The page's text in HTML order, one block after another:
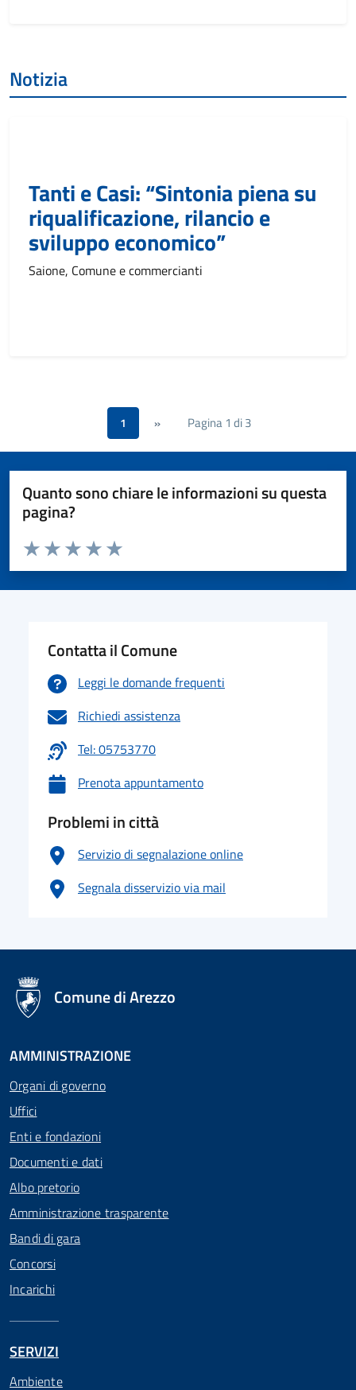
Notizia
Tanti e Casi: “Sintonia piena su
riqualificazione, rilancio e
sviluppo economico”
Saione, Comune e commercianti
1 » Pagina 1 di 3
Quanto sono chiare le informazioni su questa
pagina?
Valuta da 1 a 5 stelle la pagina
Valuta 5 stelle su 5
Valuta 4 stelle su 5
Valuta 3 stelle su 5
Valuta 2 stelle su 5
Valuta 1 stelle su 5
Contatta il Comune
Leggi le domande frequenti
Richiedi assistenza
Tel: 05753770
Prenota appuntamento
Problemi in città
Servizio di segnalazione online
Segnala disservizio via mail
logo Unione Europea
Comune di Arezzo
AMMINISTRAZIONE
Organi di governo
Uffici
Enti e fondazioni
Documenti e dati
Albo pretorio
Amministrazione trasparente
Bandi di gara
Concorsi
Incarichi
SERVIZI
Ambiente